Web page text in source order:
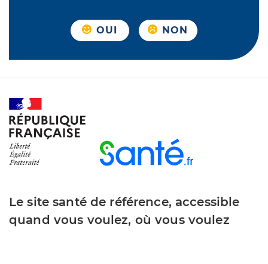
OUI NON
Le site santé de référence, accessible
quand vous voulez, où vous voulez